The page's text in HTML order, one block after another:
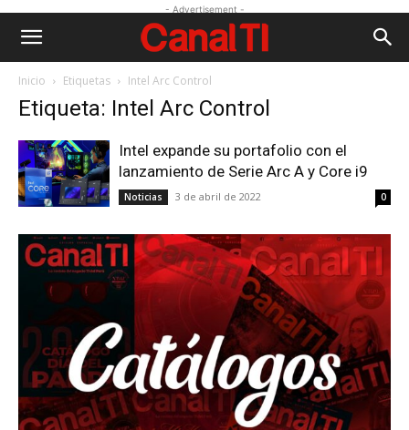
- Advertisement -
Inicio Etiquetas Intel Arc Control
Etiqueta: Intel Arc Control
Intel expande su portafolio con el
lanzamiento de Serie Arc A y Core i9
Noticias 3 de abril de 2022 0